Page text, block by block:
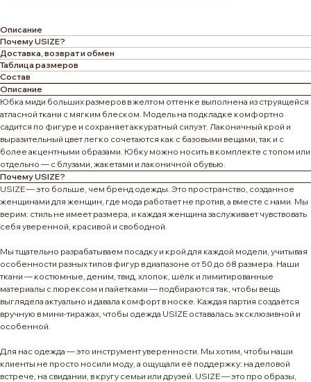
Описание
Почему USIZE?
Доставка, возврат и обмен
Таблица размеров
Состав
Описание
Юбка миди больших размеров в желтом оттенке выполнена из струящейся
атласной ткани с мягким блеском. Модель на подкладке комфортно
садится по фигуре и сохраняет аккуратный силуэт. Лаконичный крой и
выразительный цвет легко сочетаются как с базовыми вещами, так и с
более акцентными образами. Юбку можно носить в комплекте с топом или
отдельно — с блузами, жакетами и лаконичной обувью.
Почему USIZE?
USIZE — это больше, чем бренд одежды. Это пространство, созданное
женщинами для женщин, где мода работает не против, а вместе с нами. Мы
верим: стиль не имеет размера, и каждая женщина заслуживает чувствовать
себя уверенной, красивой и свободной.
Мы тщательно разрабатываем посадку и крой для каждой модели, учитывая
особенности разных типов фигур в диапазоне от 50 до 68 размера. Наши
ткани — костюмные, деним, твид, хлопок, шёлк и лимитированные
материалы с люрексом и пайетками — подбираются так, чтобы вещь
выглядела актуально и давала комфорт в носке. Каждая партия создаётся
вручную в мини-тиражах, чтобы одежда USIZE оставалась эксклюзивной и
особенной.
Для нас одежда — это инструмент уверенности. Мы хотим, чтобы наши
клиенты не просто носили моду, а ощущали её поддержку: на деловой
встрече, на свидании, в кругу семьи или друзей. USIZE — это про образы,